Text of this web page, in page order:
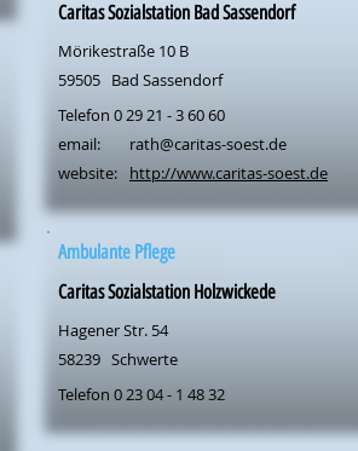
Caritas Sozialstation Bad Sassendorf
Mörikestraße 10 B
59505 Bad Sassendorf
Telefon 0 29 21 - 3 60 60
email:
website:
rath@caritas-soest.de
http://www.caritas-soest.de
Ambulante Pflege
Caritas Sozialstation Holzwickede
Hagener Str. 54
58239 Schwerte
Telefon 0 23 04 - 1 48 32